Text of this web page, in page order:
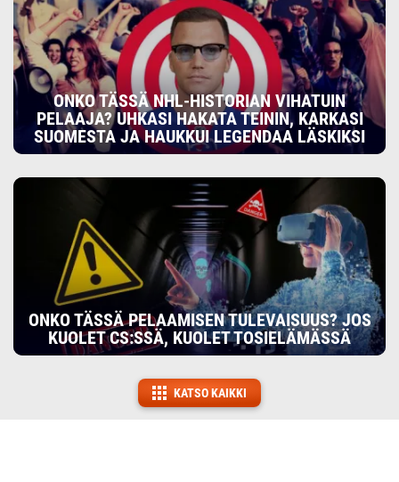
ONKO TÄSSÄ NHL-HISTORIAN VIHATUIN
PELAAJA? UHKASI HAKATA TEININ, KARKASI
SUOMESTA JA HAUKKUI LEGENDAA LÄSKIKSI
ONKO TÄSSÄ PELAAMISEN TULEVAISUUS? JOS
KUOLET CS:SSÄ, KUOLET TOSIELÄMÄSSÄ
KATSO KAIKKI